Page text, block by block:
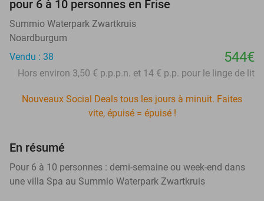
pour 6 à 10 personnes en Frise
Summio Waterpark Zwartkruis
Noardburgum
Vendu : 38
544€
Hors environ 3,50 € p.p.p.n. et 14 € p.p. pour le linge de lit
Nouveaux Social Deals tous les jours à minuit. Faites
vite, épuisé = épuisé !
En résumé
Pour 6 à 10 personnes : demi-semaine ou week-end dans
une villa Spa au Summio Waterpark Zwartkruis